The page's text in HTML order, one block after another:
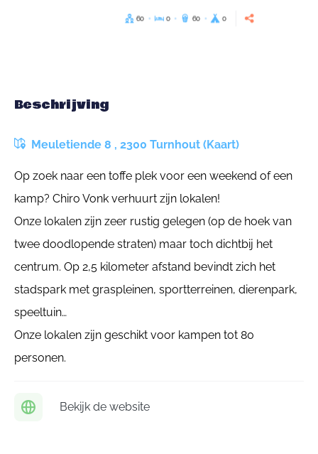
60 0 60 0
Beschrijving
Meuletiende 8 , 2300 Turnhout (Kaart)
Op zoek naar een toffe plek voor een weekend of een
kamp? Chiro Vonk verhuurt zijn lokalen!
Onze lokalen zijn zeer rustig gelegen (op de hoek van
twee doodlopende straten) maar toch dichtbij het
centrum. Op 2,5 kilometer afstand bevindt zich het
stadspark met graspleinen, sportterreinen, dierenpark,
speeltuin…
Onze lokalen zijn geschikt voor kampen tot 80
personen.
Bekijk de website